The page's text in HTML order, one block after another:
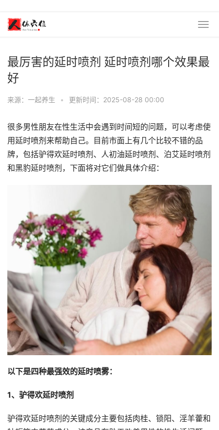
最厉害的延时喷剂 延时喷剂哪个效果最
好
来源：一起养生 • 更新时间：2025-08-28 00:00
很多男性朋友在性生活中会遇到时间短的问题，可以考虑使
用延时喷剂来帮助自己。目前市面上有几个比较不错的品
牌，包括驴得欢延时喷剂、人初油延时喷剂、泊艾延时喷剂
和黑豹延时喷剂，下面将对它们做具体介绍：
以下是四种最强效的延时喷雾：
1、 驴得欢延时喷剂
驴得欢延时喷剂的关键成分主要包括肉桂、锁阳、淫羊藿和